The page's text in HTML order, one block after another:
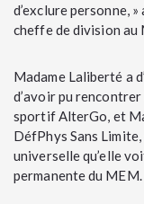
d’exclure personne,
cheffe de division au
Madame Laliberté a
d’avoir pu
sportif AlterGo, et
DéfPhys Sans
universelle qu’elle
permanente du MEM.